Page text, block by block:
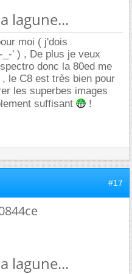
lagune...
moi ( j'dois
' ) , De plus je veux
donc la 80ed me
le C8 est très bien pour
les superbes images
suffisant
!
#17
lagune...